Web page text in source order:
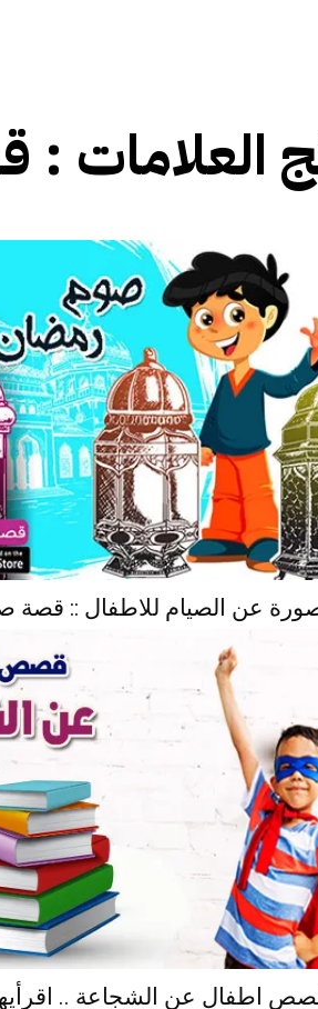
العلامات :
عن الصيام للاطفال :: قصة
اطفال عن الشجاعة ..